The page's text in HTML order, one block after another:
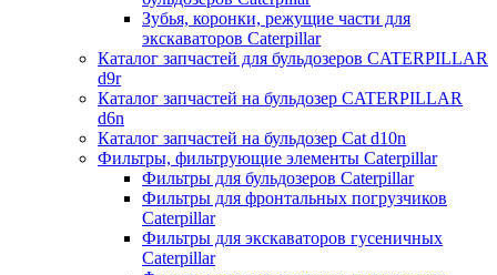
Зубья, коронки, режущие части для
экскаваторов Caterpillar
Каталог запчастей для бульдозеров CATERPILLAR
d9r
Каталог запчастей на бульдозер CATERPILLAR
d6n
Каталог запчастей на бульдозер Сat d10n
Фильтры, фильтрующие элементы Caterpillar
Фильтры для бульдозеров Caterpillar
Фильтры для фронтальных погрузчиков
Caterpillar
Фильтры для экскаваторов гусеничных
Caterpillar